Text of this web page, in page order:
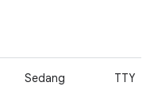
Sedang TTY